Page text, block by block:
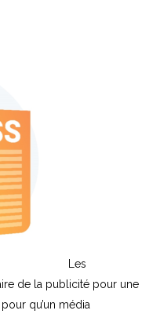
Les
de la publicité pour une
qu’un média